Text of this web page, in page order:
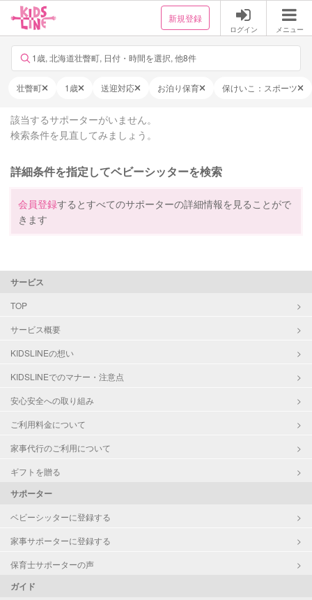
新規登録
ログイン メニュー
1歳, 北海道壮瞥町, 日付・時間を選択, 他8件
壮瞥町 1歳 送迎対応 お泊り保育 保けいこ：スポーツ
該当するサポーターがいません。
検索条件を見直してみましょう。
詳細条件を指定してベビーシッターを検索
会員登録するとすべてのサポーターの詳細情報を見ることがで
きます
サービス
TOP
サービス概要
KIDSLINEの想い
KIDSLINEでのマナー・注意点
安心安全への取り組み
ご利用料金について
家事代行のご利用について
ギフトを贈る
サポーター
ベビーシッターに登録する
家事サポーターに登録する
保育士サポーターの声
ガイド